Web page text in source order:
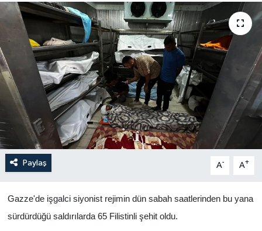
Paylaş A- A+
Gazze'de işgalci siyonist rejimin dün sabah saatlerinden bu yana
sürdürdüğü saldırılarda 65 Filistinli şehit oldu.
Anali̇z
Bi̇li̇m & Teknoloji̇
Dünya
Eği̇ti̇m